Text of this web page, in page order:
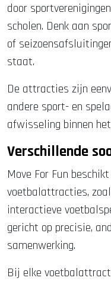
door
scholen. Denk aan
of
staat.
De attracties zijn
andere sport- en
afwisseling binnen
Verschillende
Move For Fun
voetbalattracties,
interactieve
gericht op precisie,
samenwerking.
Bij elke